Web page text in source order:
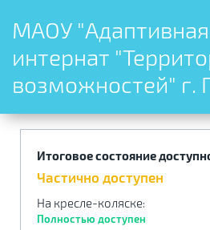
МАОУ
интернат
возможностей" г.
Итоговое состояние
Частично доступен
На кресле-коляске:
Полностью доступен